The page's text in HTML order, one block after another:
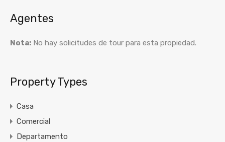
Agentes
Nota: No hay solicitudes de tour para esta propiedad.
Property Types
Casa
Comercial
Departamento